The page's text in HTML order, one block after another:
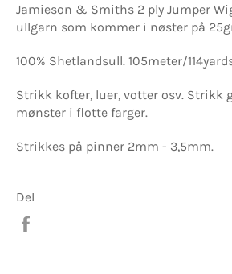
Jamieson & Smiths 2 ply Jumper
ullgarn som kommer i nøster på
100% Shetlandsull. 105meter/
Strikk kofter, luer, votter osv. Strikk
mønster i flotte farger.
Strikkes på pinner 2mm - 3,5mm.
Del